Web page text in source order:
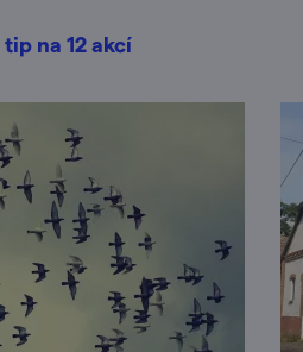
tip na 12akcí